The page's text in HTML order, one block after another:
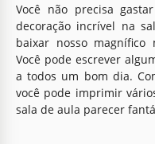
Você não precisa
decoração incrível na
baixar nosso
Você pode escrever
a todos um bom dia.
você pode imprimir
sala de aula parecer